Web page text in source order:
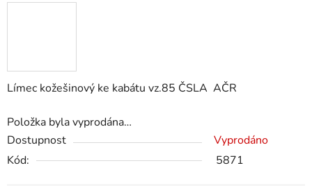
Límec kožešinový ke kabátu vz.85 ČSLA AČR
Položka byla vyprodána…
Dostupnost
Vyprodáno
Kód:
5871